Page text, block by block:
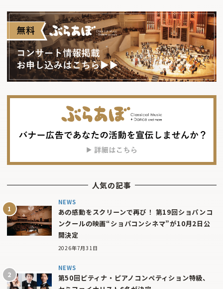
人気の記事
NEWS
あの感動をスクリーンで再び！ 第19回ショパンコ
ンクールの映画“ショパコンシネマ”が10月2日公
開決定
2026年7月31日
NEWS
第50回ピティナ・ピアノコンペティション特級、